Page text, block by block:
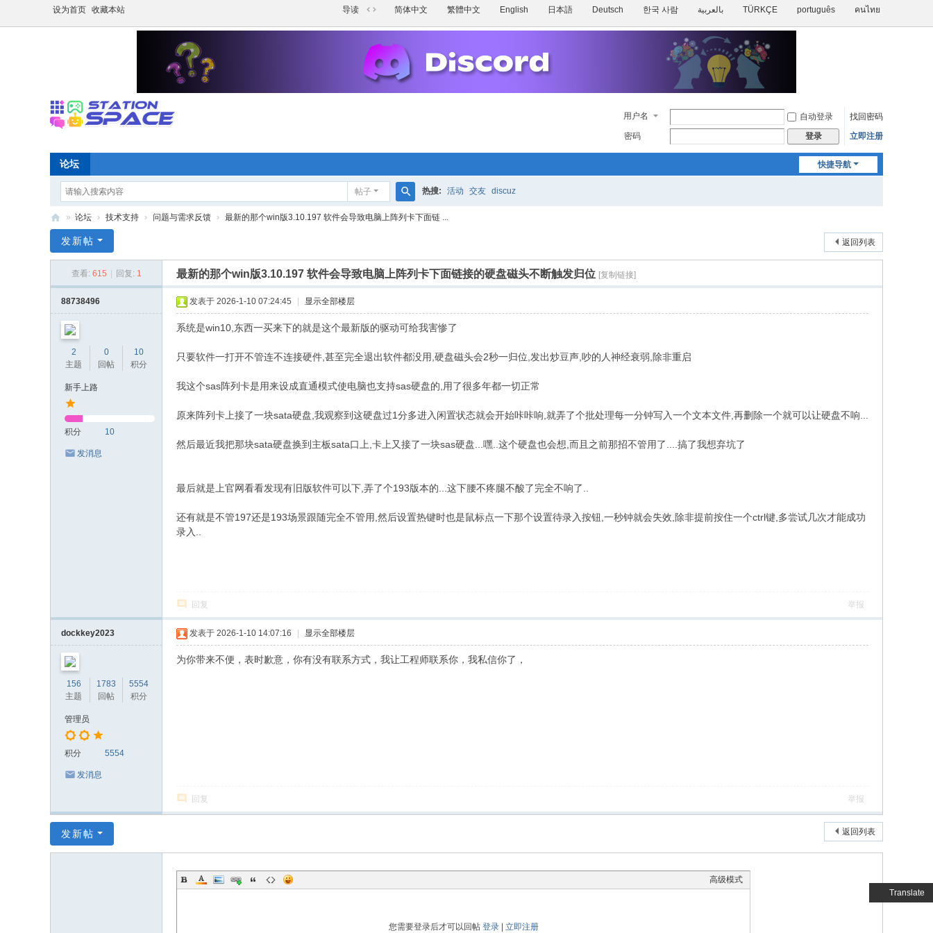
设为首页 收藏本站
Translate
简体中文 繁體中文 English 日本語 Deutsch 한국 사람 بالعربية TÜRKÇE português คนไทย
导读
换
到
宽
版
用户名 自动登录
找回密码
密码
登录 立即注册
快捷导航
论坛
帖子
搜
热搜: 活动 交友 discuz
P
» 论坛 › 技术支持 › 问题与需求反馈 › 最新的那个win版3.10.197 软件会导致电脑上阵列卡下面链 ...
返回列表
发新帖
查看: 615 回复: 1 最新的那个win版3.10.197 软件会导致电脑上阵列卡下面链接的硬盘磁头不断触发归位 [复制链接]
88738496
2
主题
0
回帖
10
积分
新手上路
积分 10
发消息
发表于 2026-1-10 07:24:45 显示全部楼层
系统是win10,东西一买来下的就是这个最新版的驱动可给我害惨了
只要软件一打开不管连不连接硬件,甚至完全退出软件都没用,硬盘磁头会2秒一归位,发出炒豆声,吵的人神经衰弱,除非重启
我这个sas阵列卡是用来设成直通模式使电脑也支持sas硬盘的,用了很多年都一切正常
原来阵列卡上接了一块sata硬盘,我观察到这硬盘过1分多进入闲置状态就会开始咔咔响,就弄了个批处理每一分钟写入一个文本文件,再删除一个就可以让硬盘不响...
然后最近我把那块sata硬盘换到主板sata口上,卡上又接了一块sas硬盘...嘿..这个硬盘也会想,而且之前那招不管用了....搞了我想弃坑了
最后就是上官网看看发现有旧版软件可以下,弄了个193版本的...这下腰不疼腿不酸了完全不响了..
还有就是不管197还是193场景跟随完全不管用,然后设置热键时也是鼠标点一下那个设置待录入按钮,一秒钟就会失效,除非提前按住一个ctrl键,多尝试几次才能成功
录入..
回复 举报
dockkey2023
156
主题
1783
回帖
5554
积分
管理员
积分 5554
发消息
发表于 2026-1-10 14:07:16 显示全部楼层
为你带来不便，表时歉意，你有没有联系方式，我让工程师联系你，我私信你了，
回复 举报
返回列表
发新帖
高级模式
您需要登录后才可以回帖 登录| 立即注册